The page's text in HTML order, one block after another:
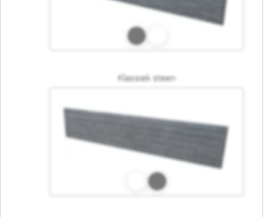
Klassiek steen